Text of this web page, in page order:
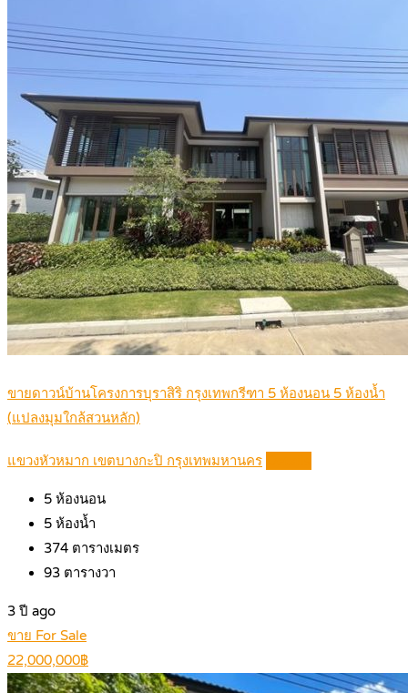
ขายดาวน์บ้านโครงการบุราสิริ กรุงเทพกรีฑา 5 ห้องนอน 5 ห้องน้ำ
(แปลงมุมใกล้สวนหลัก)
แขวงหัวหมาก เขตบางกะปิ กรุงเทพมหานคร
5 ห้องนอน
5 ห้องน้ำ
374 ตารางเมตร
93 ตารางวา
3 ปี ago
ขาย For Sale
22,000,000฿